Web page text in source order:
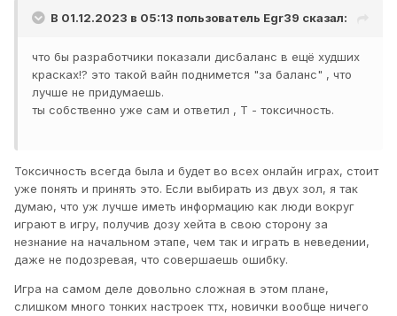
В 01.12.2023 в 05:13 пользователь Egr39 сказал:
что бы разработчики показали дисбаланс в ещё худших
красках!? это такой вайн поднимется "за баланс" , что
лучше не придумаешь.
ты собственно уже сам и ответил , Т - токсичность.
Токсичность всегда была и будет во всех онлайн играх, стоит
уже понять и принять это. Если выбирать из двух зол, я так
думаю, что уж лучше иметь информацию как люди вокруг
играют в игру, получив дозу хейта в свою сторону за
незнание на начальном этапе, чем так и играть в неведении,
даже не подозревая, что совершаешь ошибку.
Игра на самом деле довольно сложная в этом плане,
слишком много тонких настроек ттх, новички вообще ничего